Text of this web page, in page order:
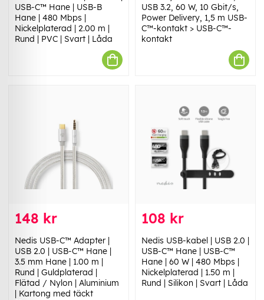
USB-C™ Hane | USB-B
Hane | 480 Mbps |
Nickelplaterad | 2.00 m |
Rund | PVC | Svart | Låda
USB 3.2, 60 W, 10 Gbit/s,
Power Delivery, 1,5 m USB-
C™-kontakt > USB-C™-
kontakt
148 kr
Nedis USB-C™ Adapter |
USB 2.0 | USB-C™ Hane |
3.5 mm Hane | 1.00 m |
Rund | Guldplaterad |
Flätad / Nylon | Aluminium
| Kartong med täckt
108 kr
Nedis USB-kabel | USB 2.0 |
USB-C™ Hane | USB-C™
Hane | 60 W | 480 Mbps |
Nickelplaterad | 1.50 m |
Rund | Silikon | Svart | Låda